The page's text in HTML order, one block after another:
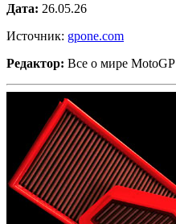
Дата: 26.05.26
Источник: gpone.com
Редактор: Все о мире MotoGP